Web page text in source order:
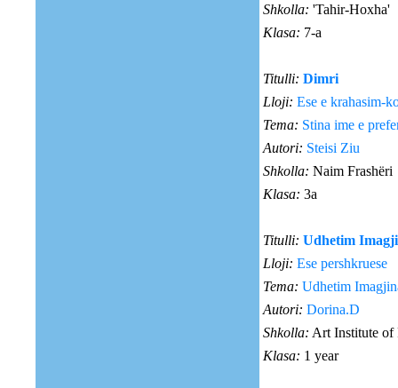
Shkolla: 'Tahir-Hoxha'
Klasa: 7-a
Titulli: Dimri
Lloji: Ese e krahasim-
Tema: Stina ime e
Autori: Steisi Ziu
Shkolla: Naim Frashëri
Klasa: 3a
Titulli: Udhetim
Lloji: Ese pershkruese
Tema: Udhetim
Autori: Dorina.D
Shkolla: Art Institute of
Klasa: 1 year